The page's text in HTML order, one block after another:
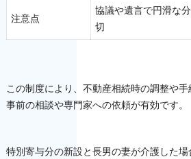
注意点
協議や遺言で円滑な
切
この制度により、不動産相続時の調整や手
事前の相談や専門家への依頼が有効です。
特別寄与分の新設と長男の妻が介護した場